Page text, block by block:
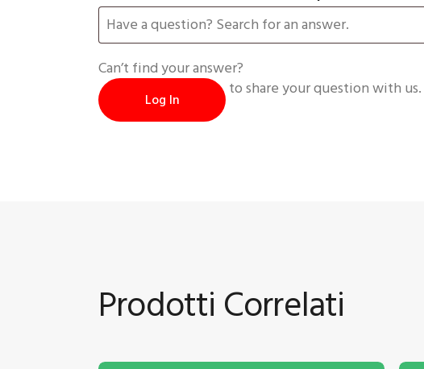
Can’t find your answer?
Log In
to share your question with us.
Prodotti Correlati